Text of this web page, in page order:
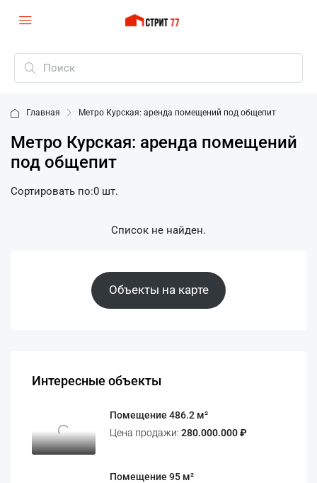
Главная Метро Курская: аренда помещений под общепит
Метро Курская: аренда помещений
под общепит
0 шт.
Сортировать по:
Список не найден.
Объекты на карте
Интересные объекты
Помещение 486.2 м²
Цена продажи: 280.000.000 ₽
Помещение 95 м²